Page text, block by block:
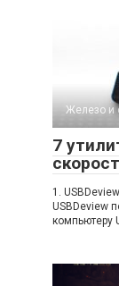
Железо и
7
1.
USBDeview
компьютеру